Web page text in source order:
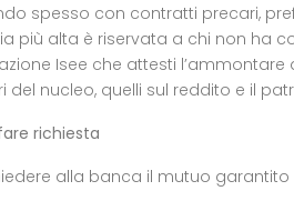
spesso con contratti precari,
più alta è riservata a chi non ha
Isee che attesti l’ammontare
del nucleo, quelli sul reddito e il
richiesta
alla banca il mutuo